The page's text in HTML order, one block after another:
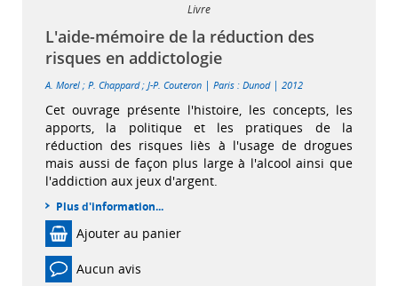
Livre
L'aide-mémoire de la réduction des
risques en addictologie
A. Morel ; P. Chappard; J-P. Couteron | Paris : Dunod| 2012
Cet ouvrage présente l'histoire, les concepts, les
apports, la politique et les pratiques de la
réduction des risques liès à l'usage de drogues
mais aussi de façon plus large à l'alcool ainsi que
l'addiction aux jeux d'argent.
Plus d'information...
Ajouter au panier
Aucun avis